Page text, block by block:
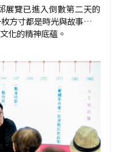
展覽已進入倒數第二天的
方寸都是時光與故事的見
化的精神底蘊。